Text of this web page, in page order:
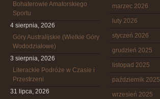
Bohaterowie Amatorskiego
Sportu
4 sierpnia, 2026
Góry Australijskie (Wielkie Góry
Wododziałowe)
3 sierpnia, 2026
Literackie Podróże w Czasie i
Przestrzeni
31 lipca, 2026
marzec 2026
luty 2026
styczeń 2026
grudzień 2025
listopad 2025
październik 2025
wrzesień 2025